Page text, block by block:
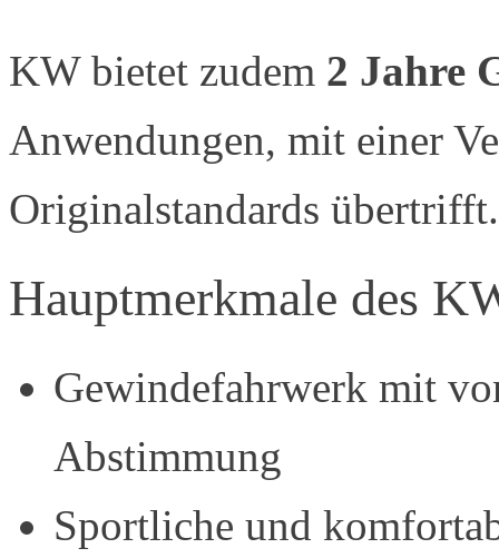
KW bietet zudem 2 Jahre
Anwendungen, mit einer
Originalstandards übertrifft.
Hauptmerkmale des
Gewindefahrwerk mit
Abstimmung
Sportliche und